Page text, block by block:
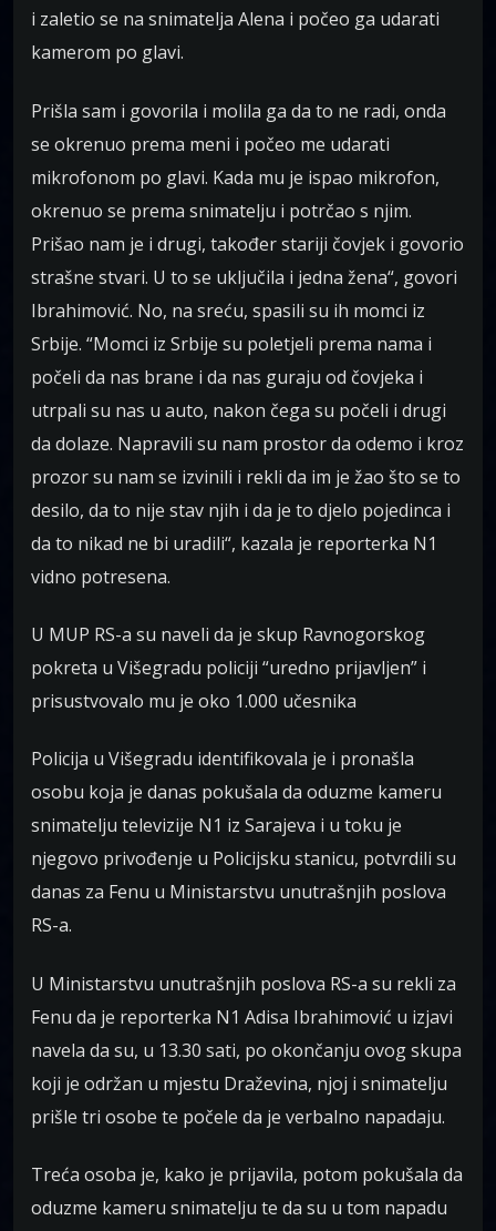
i zaletio se na snimatelja Alena i počeo ga udarati
kamerom po glavi.
Prišla sam i govorila i molila ga da to ne radi, onda
se okrenuo prema meni i počeo me udarati
mikrofonom po glavi. Kada mu je ispao mikrofon,
okrenuo se prema snimatelju i potrčao s njim.
Prišao nam je i drugi, također stariji čovjek i govorio
strašne stvari. U to se uključila i jedna žena“, govori
Ibrahimović. No, na sreću, spasili su ih momci iz
Srbije. “Momci iz Srbije su poletjeli prema nama i
počeli da nas brane i da nas guraju od čovjeka i
utrpali su nas u auto, nakon čega su počeli i drugi
da dolaze. Napravili su nam prostor da odemo i kroz
prozor su nam se izvinili i rekli da im je žao što se to
desilo, da to nije stav njih i da je to djelo pojedinca i
da to nikad ne bi uradili“, kazala je reporterka N1
vidno potresena.
U MUP RS-a su naveli da je skup Ravnogorskog
pokreta u Višegradu policiji “uredno prijavljen” i
prisustvovalo mu je oko 1.000 učesnika
Policija u Višegradu identifikovala je i pronašla
osobu koja je danas pokušala da oduzme kameru
snimatelju televizije N1 iz Sarajeva i u toku je
njegovo privođenje u Policijsku stanicu, potvrdili su
danas za Fenu u Ministarstvu unutrašnjih poslova
RS-a.
U Ministarstvu unutrašnjih poslova RS-a su rekli za
Fenu da je reporterka N1 Adisa Ibrahimović u izjavi
navela da su, u 13.30 sati, po okončanju ovog skupa
koji je održan u mjestu Draževina, njoj i snimatelju
prišle tri osobe te počele da je verbalno napadaju.
Treća osoba je, kako je prijavila, potom pokušala da
oduzme kameru snimatelju te da su u tom napadu